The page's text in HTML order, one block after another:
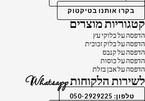
בקרו אותנו בטיקטוק
קטגוריות מוצרים
הדפסה על בלוקי עץ
הדפסה על בלוק זכוכית
הדפסה על קנבס
הדפסה על כוסות
הדפסה על אבן בזלת
לשירות הלקוחות Whatsapp
טלפון: 050-2929225